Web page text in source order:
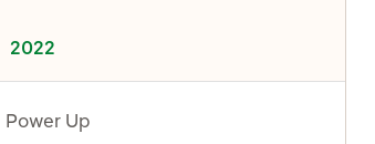
2022
Power Up